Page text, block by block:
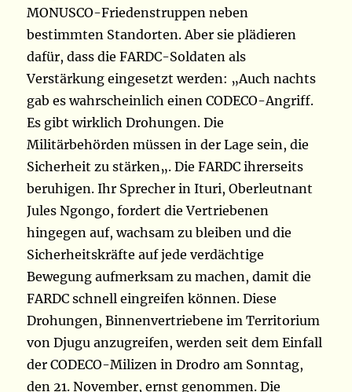
MONUSCO-Friedenstruppen neben
bestimmten Standorten. Aber sie plädieren
dafür, dass die FARDC-Soldaten als
Verstärkung eingesetzt werden: „Auch nachts
gab es wahrscheinlich einen CODECO-Angriff.
Es gibt wirklich Drohungen. Die
Militärbehörden müssen in der Lage sein, die
Sicherheit zu stärken„. Die FARDC ihrerseits
beruhigen. Ihr Sprecher in Ituri, Oberleutnant
Jules Ngongo, fordert die Vertriebenen
hingegen auf, wachsam zu bleiben und die
Sicherheitskräfte auf jede verdächtige
Bewegung aufmerksam zu machen, damit die
FARDC schnell eingreifen können. Diese
Drohungen, Binnenvertriebene im Territorium
von Djugu anzugreifen, werden seit dem Einfall
der CODECO-Milizen in Drodro am Sonntag,
den 21. November, ernst genommen. Die